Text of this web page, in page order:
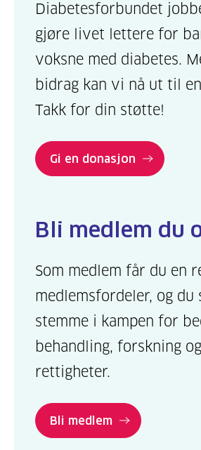
Diabetesforbundet
gjøre livet lettere for
voksne med diabetes.
bidrag kan vi nå ut til
Takk for din støtte!
Gi en donasjon
Bli medlem du
Som medlem får du en
medlemsfordeler, og
stemme i kampen for
behandling, forskning og
rettigheter.
Bli medlem